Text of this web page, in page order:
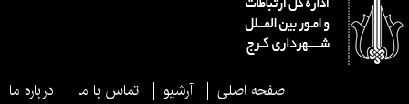
صفحه اصلی آرشیو تماس با ما درباره ما